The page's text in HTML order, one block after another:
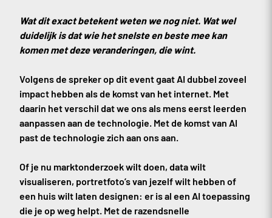
Wat dit exact betekent weten we nog niet. Wat wel
duidelijk is dat wie het snelste en beste mee kan
komen met deze veranderingen, die wint.
Volgens de spreker op dit event gaat AI dubbel zoveel
impact hebben als de komst van het internet. Met
daarin het verschil dat we ons als mens eerst leerden
aanpassen aan de technologie. Met de komst van AI
past de technologie zich aan ons aan.
Of je nu marktonderzoek wilt doen, data wilt
visualiseren, portretfoto’s van jezelf wilt hebben of
een huis wilt laten designen: er is al een AI toepassing
die je op weg helpt. Met de razendsnelle